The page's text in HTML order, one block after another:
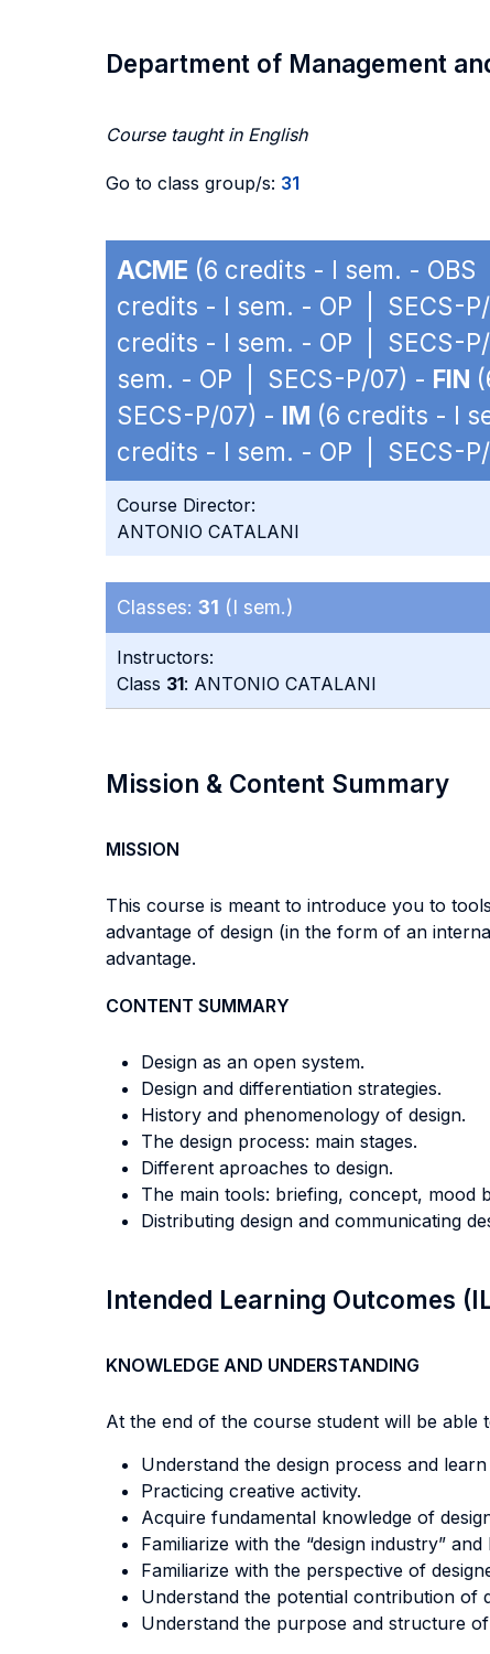
Department of Management
Course taught in English
Go to class group/s: 31
ACME (6 credits - I sem. -
credits - I sem. - OP | SECS-
credits - I sem. - OP | SECS-
sem. - OP | SECS-P/07) - FIN
SECS-P/07) - IM (6 credits - I
credits - I sem. - OP | SECS-
Course Director:
ANTONIO CATALANI
Classes: 31 (I sem.)
Instructors:
Class 31: ANTONIO CATALANI
Mission & Content Summary
MISSION
This course is meant to introduce you to
advantage of design (in the form of an
advantage.
CONTENT SUMMARY
Design as an open system.
Design and differentiation strategies.
History and phenomenology of design.
The design process: main stages.
Different aproaches to design.
The main tools: briefing, concept, mood
Distributing design and communicating
Intended Learning Outcomes
KNOWLEDGE AND UNDERSTANDING
At the end of the course student will be able
Understand the design process and
Practicing creative activity.
Acquire fundamental knowledge of
Familiarize with the “design industry”
Familiarize with the perspective of
Understand the potential contribution of
Understand the purpose and structure